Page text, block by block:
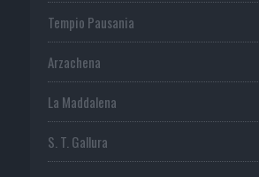
Tempio Pausania
Arzachena
La Maddalena
S. T. Gallura